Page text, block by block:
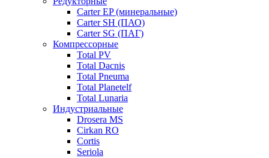
Carter EP (минеральные)
Carter SH (ПАО)
Carter SG (ПАГ)
Компрессорные
Total PV
Total Dacnis
Total Pneuma
Total Planetelf
Total Lunaria
Индустриальные
Drosera MS
Cirkan RO
Cortis
Seriola